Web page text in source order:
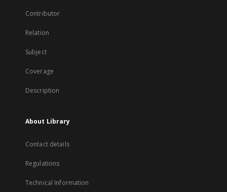
Contributor
Relation
Subject
Coverage
Description
About Library
Contact details
Regulations
Technical Information